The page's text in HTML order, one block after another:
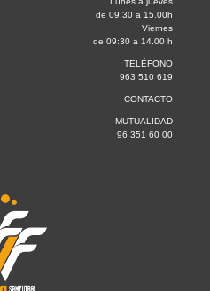
de 09:30 a 15.00h
Viernes
de 09:30 a 14.00 h
TELÉFONO
963 510 619
CONTACTO
MUTUALIDAD
96 351 60 00